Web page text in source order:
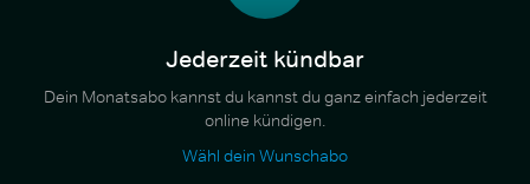
Jederzeit kündbar
Dein Monatsabo kannst du kannst du ganz einfach jederzeit
online kündigen.
Wähl dein Wunschabo